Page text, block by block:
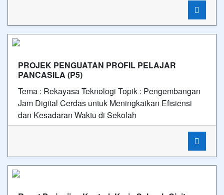
PROJEK PENGUATAN PROFIL PELAJAR
PANCASILA (P5)
Tema : Rekayasa Teknologi Topik : Pengembangan
Jam Digital Cerdas untuk Meningkatkan Efisiensi
dan Kesadaran Waktu di Sekolah